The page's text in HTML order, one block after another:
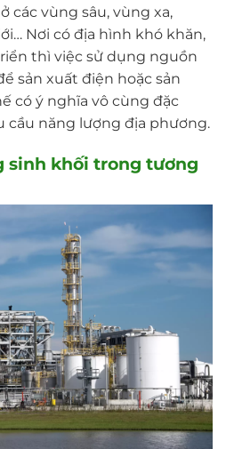
các vùng sâu, vùng xa,
Nơi có địa hình khó khăn,
thì việc sử dụng nguồn
sản xuất điện hoặc sản
có ý nghĩa vô cùng đặc
cầu năng lượng địa phương.
sinh khối trong tương